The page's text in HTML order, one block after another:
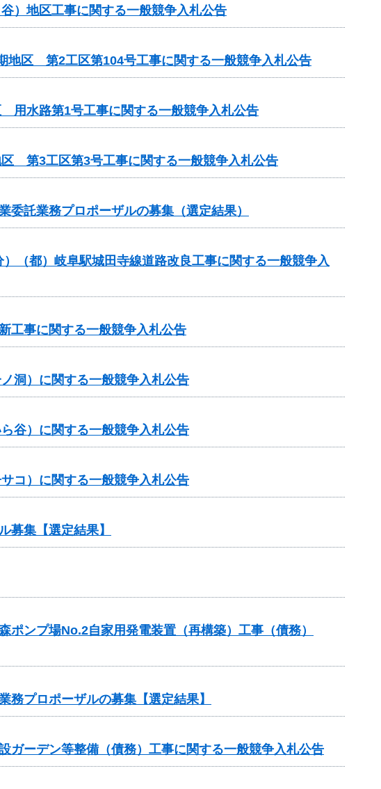
）地区工事に関する一般競争入札公告
地区 第2工区第104号工事に関する一般競争入札公告
用水路第1号工事に関する一般競争入札公告
第3工区第3号工事に関する一般競争入札公告
託業務プロポーザルの募集（選定結果）
（都）岐阜駅城田寺線道路改良工事に関する一般競争入
工事に関する一般競争入札公告
洞）に関する一般競争入札公告
谷）に関する一般競争入札公告
コ）に関する一般競争入札公告
募集【選定結果】
ンプ場No.2自家用発電装置（再構築）工事（債務）
プロポーザルの募集【選定結果】
ガーデン等整備（債務）工事に関する一般競争入札公告